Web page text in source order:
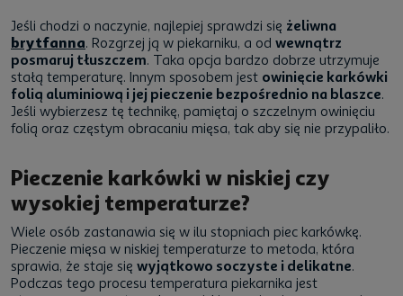
Jeśli chodzi o naczynie, najlepiej sprawdzi się żeliwna
brytfanna. Rozgrzej ją w piekarniku, a od wewnątrz
posmaruj tłuszczem. Taka opcja bardzo dobrze utrzymuje
stałą temperaturę. Innym sposobem jest owinięcie karkówki
folią aluminiową i jej pieczenie bezpośrednio na blaszce.
Jeśli wybierzesz tę technikę, pamiętaj o szczelnym owinięciu
folią oraz częstym obracaniu mięsa, tak aby się nie przypaliło.
Pieczenie karkówki w niskiej czy
wysokiej temperaturze?
Wiele osób zastanawia się w ilu stopniach piec karkówkę.
Pieczenie mięsa w niskiej temperaturze to metoda, która
sprawia, że staje się wyjątkowo soczyste i delikatne.
Podczas tego procesu temperatura piekarnika jest